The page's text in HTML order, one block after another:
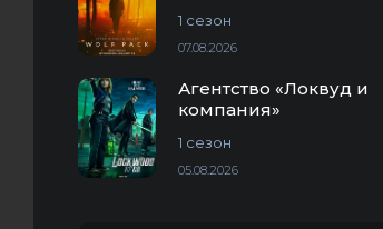
1 сезон
07.08.2026
Агентство «Локвуд и
компания»
1 сезон
05.08.2026